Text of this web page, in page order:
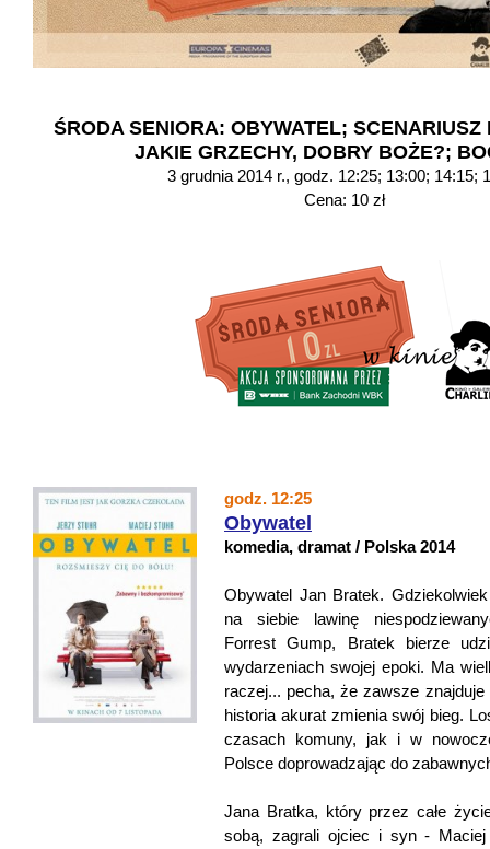
ŚRODA SENIORA: OBYWATEL; SCENARIUSZ
JAKIE GRZECHY, DOBRY BOŻE?;
3 grudnia 2014 r., godz. 12:25; 13:00; 14:15;
Cena: 10 zł
godz. 12:25
Obywatel
komedia, dramat / Polska 2014
Obywatel Jan Bratek.
na siebie lawinę
Forrest Gump, Bratek bierze
wydarzeniach swojej epoki. Ma
raczej... pecha, że zawsze
historia akurat zmienia swój bieg.
czasach komuny, jak i w
Polsce doprowadzając do
Jana Bratka, który przez całe
sobą, zagrali ojciec i syn -